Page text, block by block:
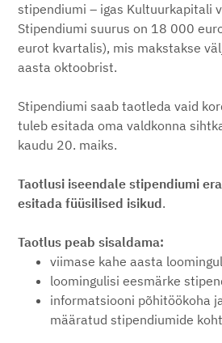
stipendiumi – igas Kultuurkapitali
Stipendiumi suurus on 18 000
eurot kvartalis), mis makstakse
aasta oktoobrist.
Stipendiumi saab taotleda vaid
tuleb esitada oma valdkonna
kaudu 20. maiks.
Taotlusi iseendale stipendiumi
esitada füüsilised isikud.
Taotlus peab sisaldama:
viimase kahe aasta
loomingulisi eesmärke
informatsiooni põhitöökoha
määratud stipendiumide